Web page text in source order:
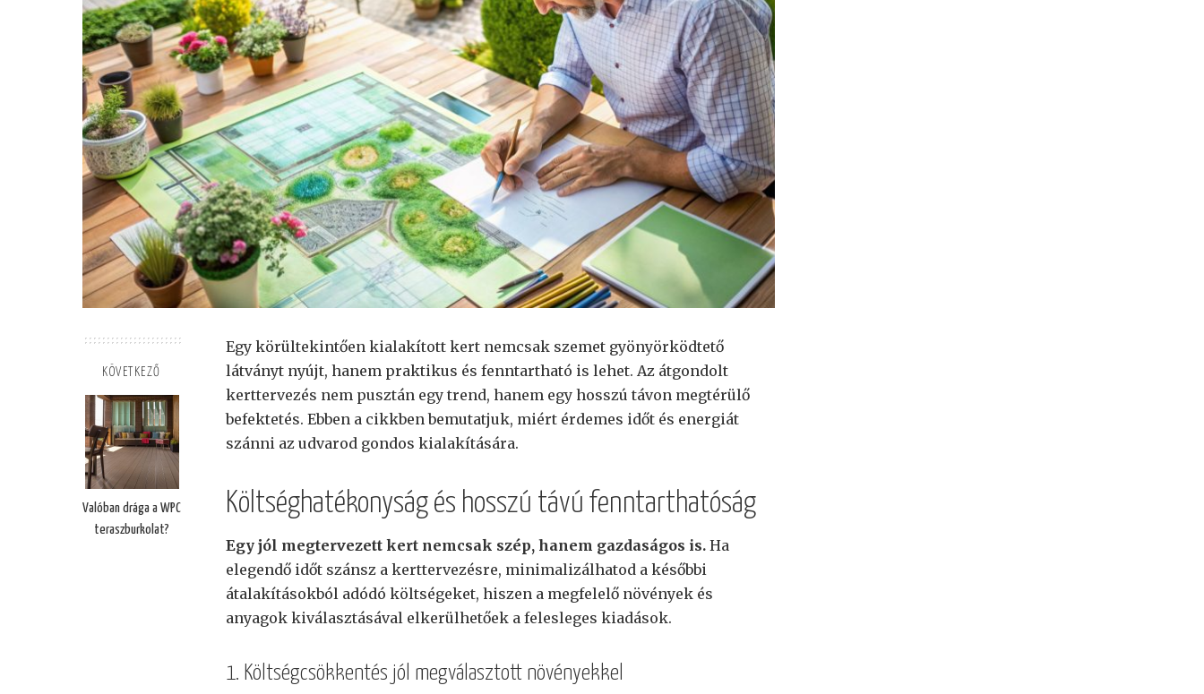
KÖVETKEZŐ
Valóban drága a WPC
teraszburkolat?
Egy körültekintően kialakított kert nemcsak szemet gyönyörködtető
látványt nyújt, hanem praktikus és fenntartható is lehet. Az átgondolt
kerttervezés nem pusztán egy trend, hanem egy hosszú távon megtérülő
befektetés. Ebben a cikkben bemutatjuk, miért érdemes időt és energiát
szánni az udvarod gondos kialakítására.
Költséghatékonyság és hosszú távú fenntarthatóság
Egy jól megtervezett kert nemcsak szép, hanem gazdaságos is. Ha
elegendő időt szánsz a kerttervezésre, minimalizálhatod a későbbi
átalakításokból adódó költségeket, hiszen a megfelelő növények és
anyagok kiválasztásával elkerülhetőek a felesleges kiadások.
1. Költségcsökkentés jól megválasztott növényekkel